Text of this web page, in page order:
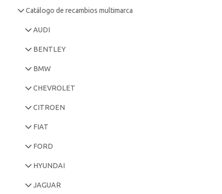
Catálogo de recambios multimarca
AUDI
BENTLEY
BMW
CHEVROLET
CITROEN
FIAT
FORD
HYUNDAI
JAGUAR